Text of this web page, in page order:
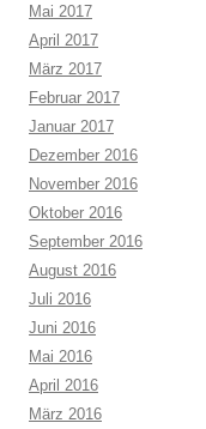
Mai 2017
April 2017
März 2017
Februar 2017
Januar 2017
Dezember 2016
November 2016
Oktober 2016
September 2016
August 2016
Juli 2016
Juni 2016
Mai 2016
April 2016
März 2016